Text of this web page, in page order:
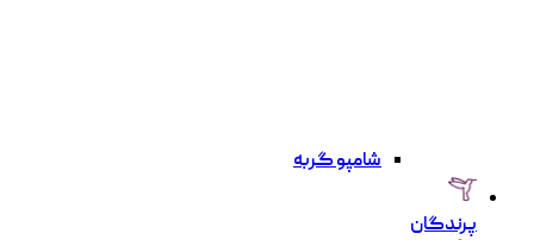
شامپو گربه
پرندگان